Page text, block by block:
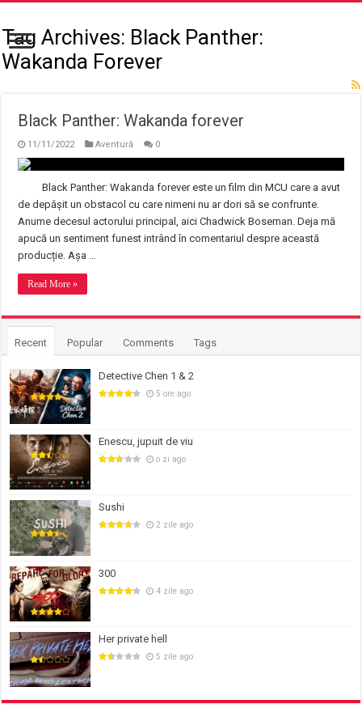
Tag Archives: Black Panther:
Wakanda Forever
Black Panther: Wakanda forever
11/11/2022 Aventură 0
Black Panther: Wakanda forever este un film din MCU care a avut
de depășit un obstacol cu care nimeni nu ar dori să se confrunte.
Anume decesul actorului principal, aici Chadwick Boseman. Deja mă
apucă un sentiment funest intrând în comentariul despre această
producție. Așa …
Read More »
Recent Popular Comments Tags
Detective Chen 1 & 2
5 ore ago
Enescu, jupuit de viu
o zi ago
Sushi
2 zile ago
300
4 zile ago
Her private hell
5 zile ago